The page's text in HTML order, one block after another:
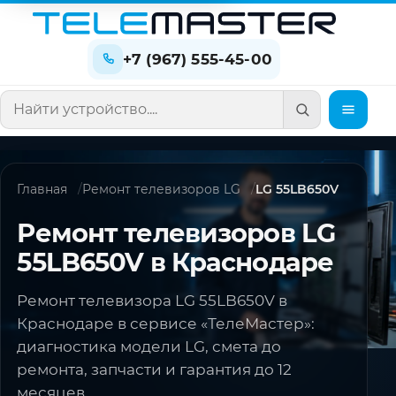
+7 (967) 555-45-00
Поиск по сайту
Главная Ремонт телевизоров LG LG 55LB650V
Ремонт телевизоров LG
55LB650V в Краснодаре
Ремонт телевизора LG 55LB650V в
Краснодаре в сервисе «ТелеМастер»:
диагностика модели LG, смета до
ремонта, запчасти и гарантия до 12